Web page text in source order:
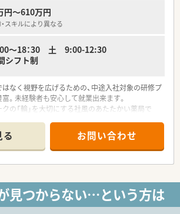
す！
円～610万円
スキルにより異なる
～18：30 土 9:00-12:30
シフト制
なく視野を広げるための、中途入社対象の研修プ
。未経験者も安心して就業出来ます。
の「輪」を大切にする社風のあたたかい薬局で
ムの一環として海外研修制度がございます。
お問い合わせ
見つからない…という方は